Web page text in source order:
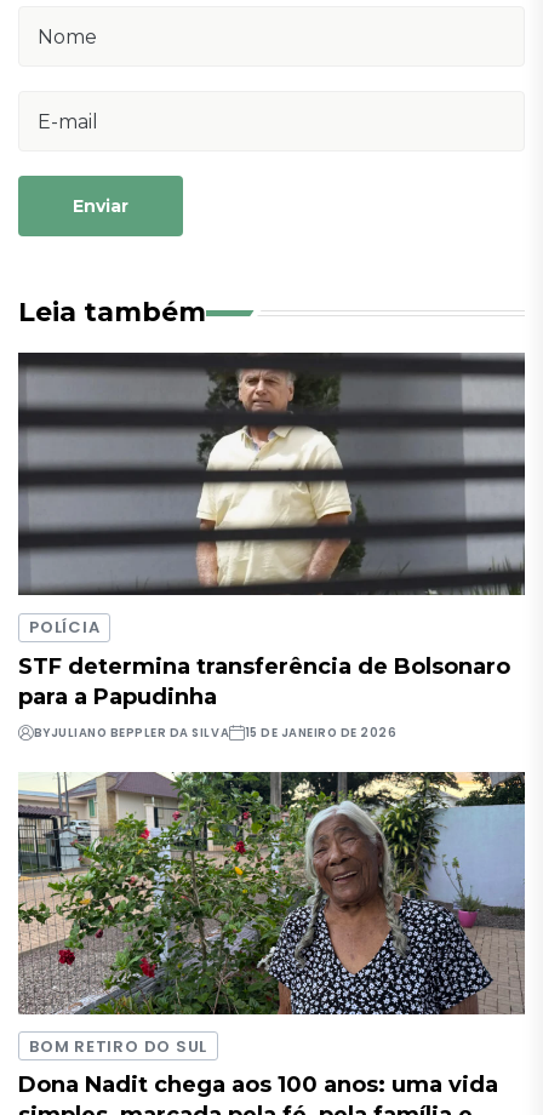
Enviar
Leia também
POLÍCIA
STF determina transferência de Bolsonaro
para a Papudinha
BYJULIANO BEPPLER DA SILVA 15 DE JANEIRO DE 2026
BOM RETIRO DO SUL
Dona Nadit chega aos 100 anos: uma vida